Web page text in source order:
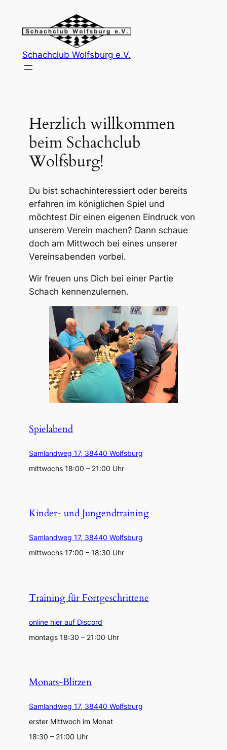
content
Schachclub Wolfsburg e.V.
Herzlich willkommen
beim Schachclub
Wolfsburg!
Du bist schachinteressiert oder bereits
erfahren im königlichen Spiel und
möchtest Dir einen eigenen Eindruck von
unserem Verein machen? Dann schaue
doch am Mittwoch bei eines unserer
Vereinsabenden vorbei.
Wir freuen uns Dich bei einer Partie
Schach kennenzulernen.
Spielabend
Samlandweg 17, 38440 Wolfsburg
mittwochs 18:00 – 21:00 Uhr
Kinder- und Jungendtraining
Samlandweg 17, 38440 Wolfsburg
mittwochs 17:00 – 18:30 Uhr
Training für Fortgeschrittene
online hier auf Discord
montags 18:30 – 21:00 Uhr
Monats-Blitzen
Samlandweg 17, 38440 Wolfsburg
erster Mittwoch im Monat
18:30 – 21:00 Uhr